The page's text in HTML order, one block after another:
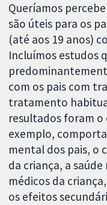
Queríamos
são úteis para os
(até aos 19 anos)
Incluímos estudos
com os pais com
tratamento
resultados foram
exemplo,
mental dos pais, o
da criança, a
médicos da
os efeitos